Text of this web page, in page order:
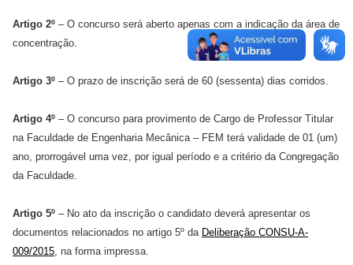
Artigo 2º – O concurso será aberto apenas com a indicação da área de
concentração.
Artigo 3º – O prazo de inscrição será de 60 (sessenta) dias corridos.
Artigo 4º – O concurso para provimento de Cargo de Professor Titular
na Faculdade de Engenharia Mecânica – FEM terá validade de 01 (um)
ano, prorrogável uma vez, por igual período e a critério da Congregação
da Faculdade.
Artigo 5º – No ato da inscrição o candidato deverá apresentar os
documentos relacionados no artigo 5º da Deliberação CONSU-A-
009/2015, na forma impressa.